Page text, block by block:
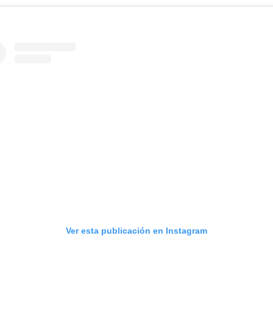
Ver esta publicación en Instagram